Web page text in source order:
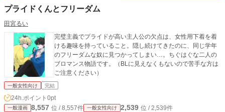
プライドくんとフリーダム
田宮るい
完璧主義でプライドが高い主人公の欠点は、女性用下着を着
ける趣味を持っていること。隠し続けてきたのに、同じ学年
のフリーダムな奴に見つかってしまい…。ちぐはぐな二人の
ブロマンス物語です。（BLに見えなくもないので苦手な方は
ご注意ください）
一般女性向け 完結
24h.ポイント 0pt
一般漫画 8,557 位 / 8,557件 一般女性向け 2,539 位 / 2,539件